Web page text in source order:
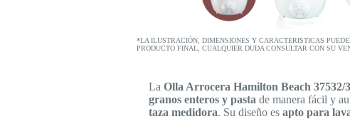
*LA ILUSTRACIÓN, DIMENSIONES Y CARACTERISTICAS
PRODUCTO FINAL, CUALQUIER DUDA CONSULTAR CON SU
La Olla Arrocera Hamilton Beach 37532/
granos enteros y pasta de manera fácil y
taza medidora. Su diseño es apto para